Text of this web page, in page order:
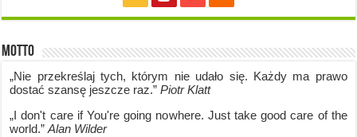
Motto
„Nie przekreślaj tych, którym nie udało się. Każdy ma prawo
dostać szansę jeszcze raz.”Piotr Klatt
„I don't care if You're going nowhere. Just take good care of the
world.”Alan Wilder